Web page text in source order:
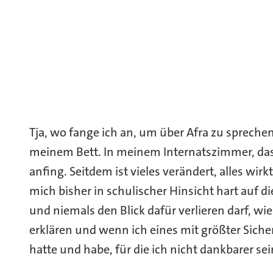
Tja, wo fange ich an, um über Afra zu
meinem Bett. In meinem Internatszimmer,
anfing. Seitdem ist vieles verändert, alles
mich bisher in schulischer Hinsicht hart auf
und niemals den Blick dafür verlieren darf,
erklären und wenn ich eines mit größter
hatte und habe, für die ich nicht dankbarer